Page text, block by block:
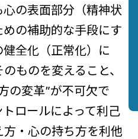
心の表面部分（精神状
の補助的な手段にす
全化（正常化）に
ものを変えること、
の変革”が不可欠で
ロールによって利己
・心の持ち方を利他